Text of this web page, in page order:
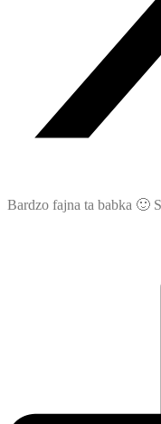
Bardzo fajna ta babka 🙂